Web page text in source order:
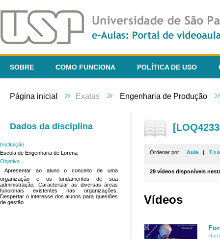
SOBRE COMO FUNCIONA POLÍTICA DE USO
Página inicial » Exatas » Engenharia de Produção »
Dados da disciplina
Instituição
Escola de Engenharia de Lorena
Objetivo
 Apresentar ao aluno o conceito de uma
organização e os fundamentos de sua
administração; Caracterizar as diversas áreas
funcionais existentes nas organizações;
Despertar o interesse dos alunos para questões
de gestão
Ordenar por: Aula |
29 vídeos disponíveis
Vídeos